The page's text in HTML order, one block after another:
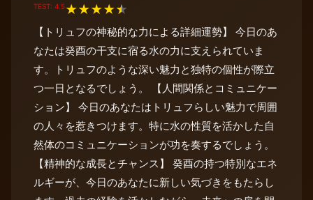
TEST: 4.5★★★★★
【トリュフの神秘的な力による詳細運勢】 今日のあ
なたは癸酉の干支に宿る水の力に支えられていま
す。トリュフのような深い魅力と独特の個性が際立
つ一日となるでしょう。 【人間関係とコミュニケー
ション】 今日のあなたはトリュフらしい魅力で周囲
の人々を惹きつけます。特に水の性質を活かした自
然体のコミュニケーションが功を奏するでしょう。
【精神的な成長とチャンス】 癸酉の持つ特別なエネ
ルギーが、今日のあなたに新しい気づきをもたらし